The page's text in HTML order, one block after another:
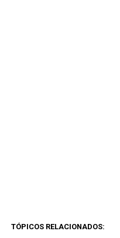
TÓPICOS RELACIONADOS: